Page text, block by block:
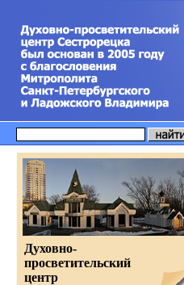
Духовно-
просветительский
центр